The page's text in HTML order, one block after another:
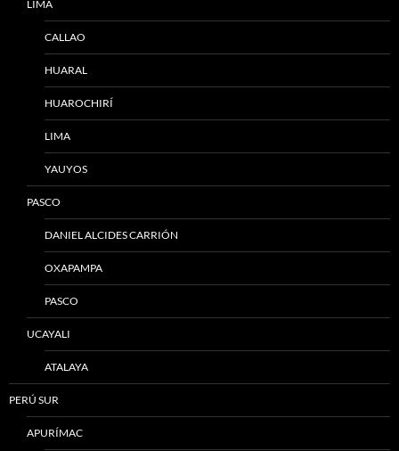
LIMA
CALLAO
HUARAL
HUAROCHIRÍ
LIMA
YAUYOS
PASCO
DANIEL ALCIDES CARRIÓN
OXAPAMPA
PASCO
UCAYALI
ATALAYA
PERÚ SUR
APURÍMAC